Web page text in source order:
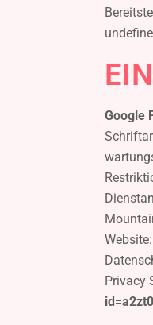
Google
Website:
Privacy